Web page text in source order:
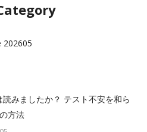
202605
読みましたか？ テスト不安を和ら
方法